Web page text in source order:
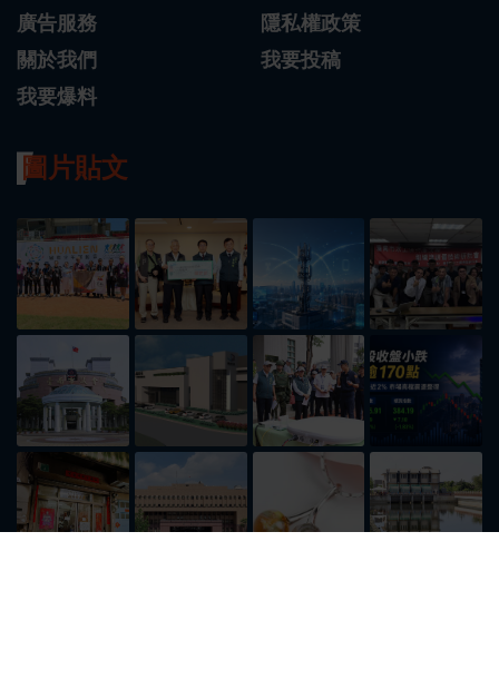
廣告服務
隱私權政策
關於我們
我要投稿
我要爆料
圖片貼文